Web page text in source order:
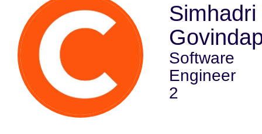
Azienda
Tecnico
Cultura
Simhadri
Software
Engineer
2